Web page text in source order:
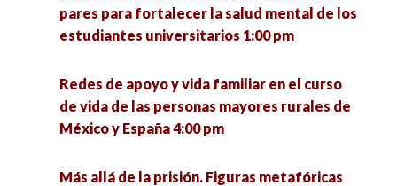
pares para fortalecer la salud mental de los
estudiantes universitarios 1:00 pm
Redes de apoyo y vida familiar en el curso
de vida de las personas mayores rurales de
México y España 4:00 pm
Más allá de la prisión. Figuras metafóricas